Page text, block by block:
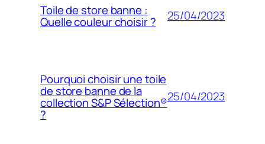
Toile de store banne :
Quelle couleur choisir ? 25/04/2023
Pourquoi choisir une toile
de store banne de la
collection S&P Sélection®
?
25/04/2023